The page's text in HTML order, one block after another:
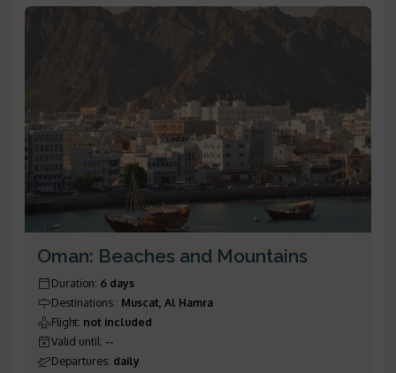
Oman: Beaches and Mountains
Duration: 6 days
Destinations : Muscat, Al Hamra
Flight: not included
Valid until: --
Departures: daily